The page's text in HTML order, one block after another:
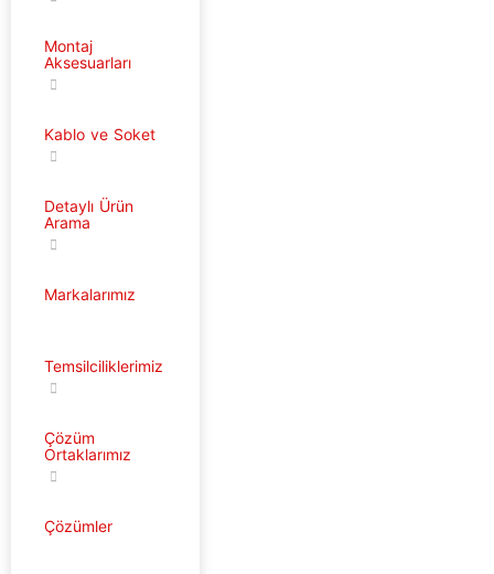
Montaj
Aksesuarları
Kablo ve Soket
Detaylı Ürün
Arama
Markalarımız
Temsilciliklerimiz
Çözüm
Ortaklarımız
Çözümler